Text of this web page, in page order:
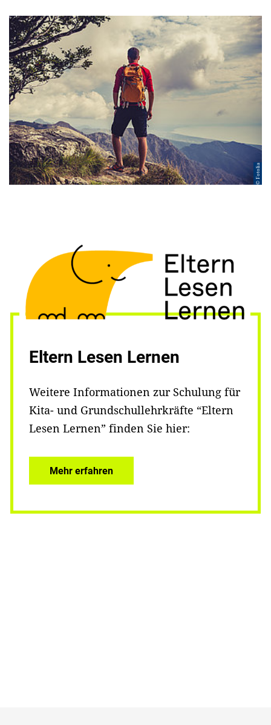
© Fotolia
Eltern Lesen Lernen
Weitere Informationen zur Schulung für
Kita- und Grundschullehrkräfte “Eltern
Lesen Lernen” finden Sie hier:
Mehr erfahren